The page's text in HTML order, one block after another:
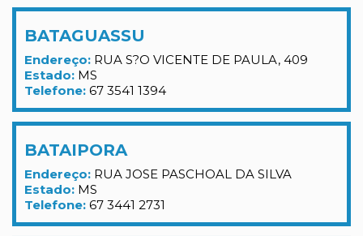
BATAGUASSU
Endereço: RUA S?O VICENTE DE PAULA, 409
Estado: MS
Telefone: 67 3541 1394
BATAIPORA
Endereço: RUA JOSE PASCHOAL DA SILVA
Estado: MS
Telefone: 67 3441 2731